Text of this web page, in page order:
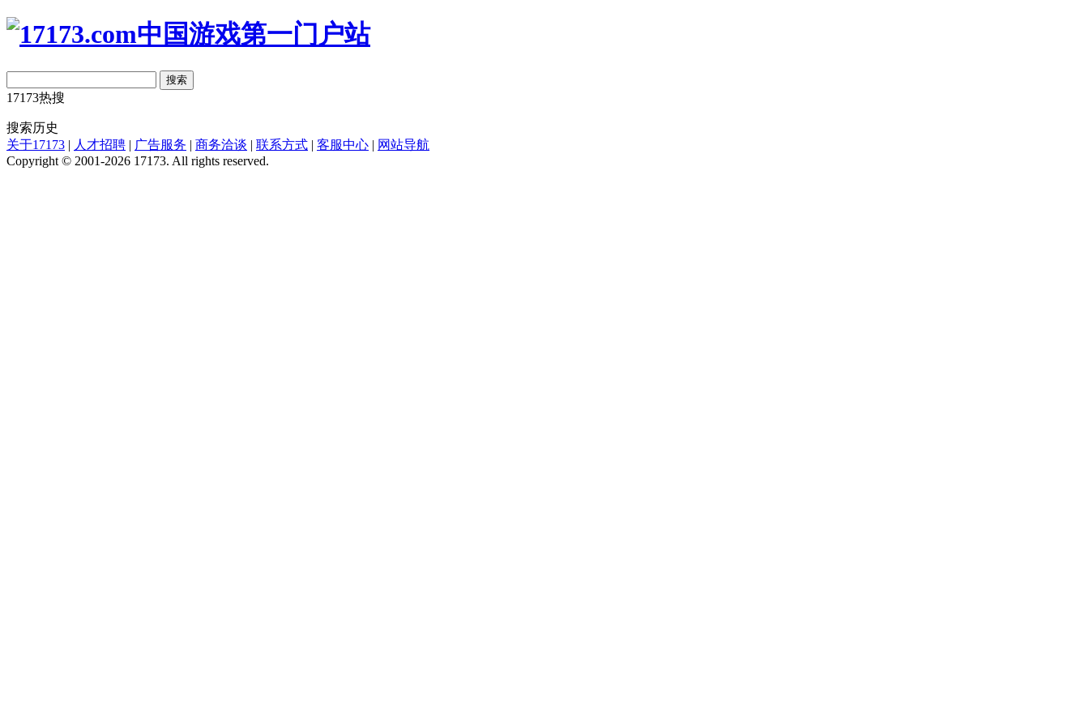
搜索
17173热搜
搜索历史
关于17173 | 人才招聘 | 广告服务 | 商务洽谈 | 联系方式 | 客服中心 | 网站导航
Copyright © 2001-2026 17173. All rights reserved.